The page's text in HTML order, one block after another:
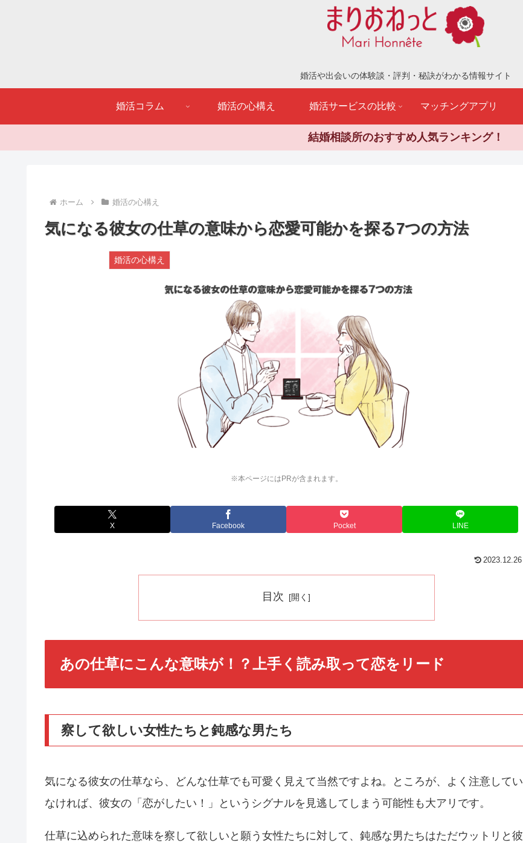
婚活や出会いの体験談・評判・秘訣がわかる情報サイト
婚活コラム 婚活の心構え 婚活サービスの比較 マッチングアプリ
結婚相談所のおすすめ人気ランキング！
ホーム 婚活の心構え
気になる彼女の仕草の意味から恋愛可能かを探る7つの方法
※本ページにはPRが含まれます。
婚活の心構え
X Facebook Pocket LINE
2023.12.26
目次
あの仕草にこんな意味が！？上手く読み取って恋をリード
察して欲しい女性たちと鈍感な男たち
気になる彼女の仕草なら、どんな仕草でも可愛く見えて当然ですよね。ところが、よく注意してい
なければ、彼女の「恋がしたい！」というシグナルを見逃してしまう可能性も大アリです。
仕草に込められた意味を察して欲しいと願う女性たちに対して、鈍感な男たちはただウットリと彼